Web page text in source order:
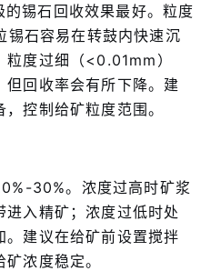
锡石回收效果最好。粒度
石容易在转鼓内快速沉
度过细（<0.01mm）
但回收率会有所下降。建
控制给矿粒度范围。
30%。浓度过高时矿浆
入精矿；浓度过低时处
建议在给矿前设置搅拌
浓度稳定。